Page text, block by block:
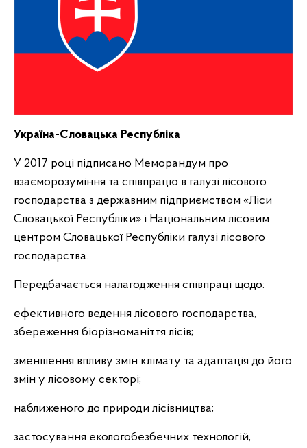
Україна-Словацька Республіка
У 2017 році підписано Меморандум про
взаєморозуміння та співпрацю в галузі лісового
господарства з державним підприємством «Ліси
Словацької Республіки» і Національним лісовим
центром Словацької Республіки галузі лісового
господарства.
Передбачається налагодження співпраці щодо:
ефективного ведення лісового господарства,
збереження біорізноманіття лісів;
зменшення впливу змін клімату та адаптація до його
змін у лісовому секторі;
наближеного до природи лісівництва;
застосування екологобезбечних технологій,